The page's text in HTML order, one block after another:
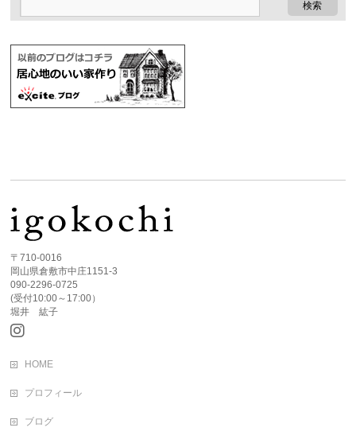
〒710-0016
岡山県倉敷市中庄1151-3
090-2296-0725
(受付10:00～17:00）
堀井 紘子
HOME
プロフィール
ブログ